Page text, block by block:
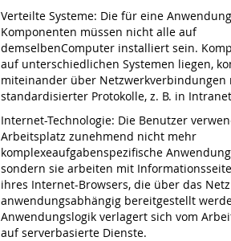
Verteilte Systeme: Die für eine
Komponenten müssen nicht alle auf
demselbenComputer installiert sein.
auf unterschiedlichen Systemen liegen,
miteinander über Netzwerkverbindungen
standardisierter Protokolle, z. B. in
Internet-Technologie: Die Benutzer
Arbeitsplatz zunehmend nicht mehr
komplexeaufgabenspezifische
sondern sie arbeiten mit
ihres Internet-Browsers, die über das Netz
anwendungsabhängig bereitgestellt
Anwendungslogik verlagert sich vom
auf serverbasierte Dienste.